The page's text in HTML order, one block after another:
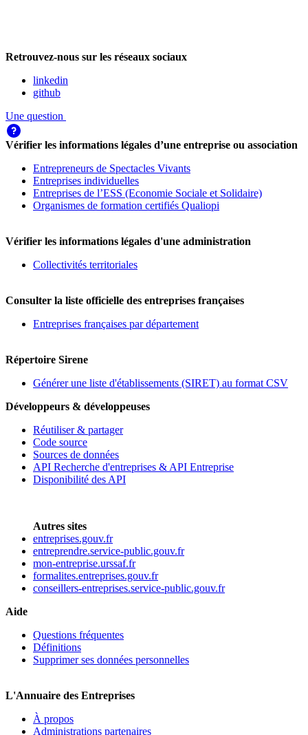
Retrouvez-nous sur les réseaux sociaux
linkedin
github
Une question
Vérifier les informations légales d’une entreprise ou association
Entrepreneurs de Spectacles Vivants
Entreprises individuelles
Entreprises de l’ESS (Economie Sociale et Solidaire)
Organismes de formation certifiés Qualiopi
Vérifier les informations légales d'une administration
Collectivités territoriales
Consulter la liste officielle des entreprises françaises
Entreprises françaises par département
Répertoire Sirene
Générer une liste d'établissements (SIRET) au format CSV
Développeurs & développeuses
Réutiliser & partager
Code source
Sources de données
API Recherche d'entreprises & API Entreprise
Disponibilité des API
Autres sites
entreprises.gouv.fr
entreprendre.service-public.gouv.fr
mon-entreprise.urssaf.fr
formalites.entreprises.gouv.fr
conseillers-entreprises.service-public.gouv.fr
Aide
Questions fréquentes
Définitions
Supprimer ses données personnelles
L'Annuaire des Entreprises
À propos
Administrations partenaires